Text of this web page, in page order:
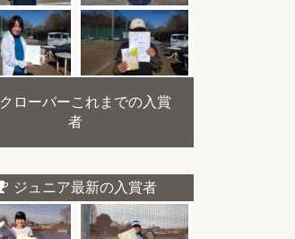
クローバーこれまでの入賞
者
ジュニア最新の入賞者